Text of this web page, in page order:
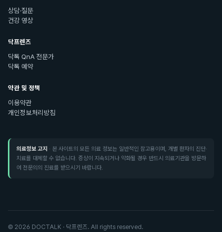
상담·질문
건강 영상
닥프렌즈
닥톡 QnA 전문가
닥톡 예약
약관 및 정책
이용약관
개인정보처리방침
의료정보 고지 · 본 사이트의 모든 의료 정보는 일반적인 참고용이며, 개별 환자의 진단·
치료를 대체할 수 없습니다. 증상이 지속되거나 악화될 경우 반드시 의료기관을 방문하
여 전문의의 진료를 받으시기 바랍니다.
© 2026 DOCTALK · 닥프렌즈. All rights reserved.